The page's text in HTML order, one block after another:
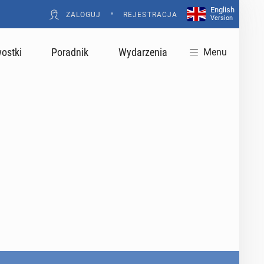
ZALOGUJ • REJESTRACJA
English
Version
Poradnik Wydarzenia Menu